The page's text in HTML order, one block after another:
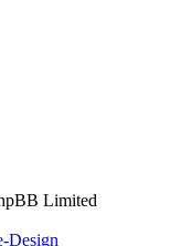
Limited
Design